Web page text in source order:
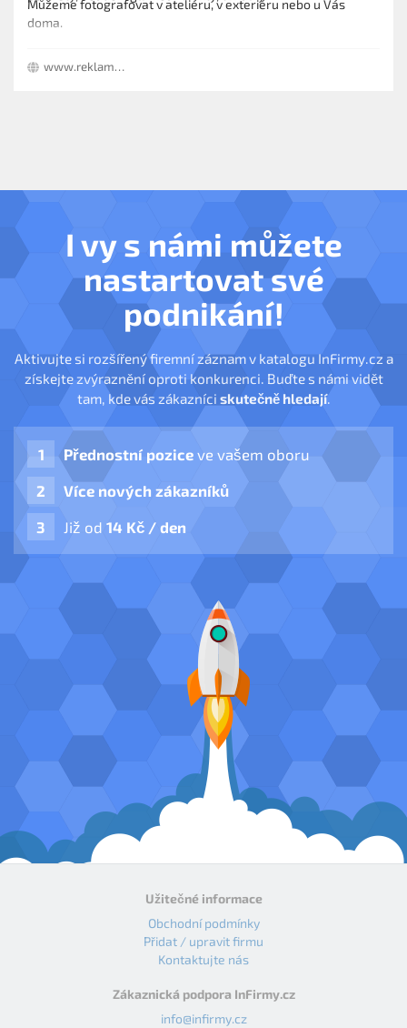
Můžeme fotografovat v ateliéru, v exteriéru nebo u Vás
doma.
www.reklamafoto.cz
I vy s námi můžete
nastartovat své
podnikání!
Aktivujte si rozšířený firemní záznam v katalogu InFirmy.cz a
získejte zvýraznění oproti konkurenci. Buďte s námi vidět
tam, kde vás zákazníci skutečně hledají.
Přednostní pozice ve vašem oboru
Více nových zákazníků
Již od 14 Kč / den
Užitečné informace
Obchodní podmínky
Přidat / upravit firmu
Kontaktujte nás
Zákaznická podpora InFirmy.cz
info@infirmy.cz